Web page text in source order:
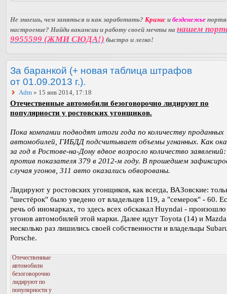
Не знаешь, чем заняться и как заработать? Кризис и безденежье
настроение? Найди вакансии и работу своей мечты на нашем
9955599 (ЖМИ СЮДА!) быстро и легко!
За баранкой (+ новая таблица штрафов
от 01.09.2013 г.).
Adm » 15 янв 2014, 17:18
Отечественные автомобили безоговорочно лидируют по
популярности у ростовских угонщиков.
Пока компании подводят итоги года по количеству проданных
автомобилей, ГИБДД подсчитывает объемы угнанных. Как
за год в Ростове-на-Дону вдвое возросло количество
против показателя 379 в 2012-м году. В прошедшем
случая угонов, 311 авто оказались обворованы.
Лидируют у ростовских угонщиков, как всегда, ВАЗовские:
"шестёрок" было уведено от владельцев 119, а "семерок" - 60.
речь об иномарках, то здесь всех обскакал Huyndai -
угонов автомобилей этой марки. Далее идут Toyota (14) и
несколько раз лишились своей собственности и владельцы
Porsche.
Отечественные
автомобили
безоговорочно
лидируют по
популярности у